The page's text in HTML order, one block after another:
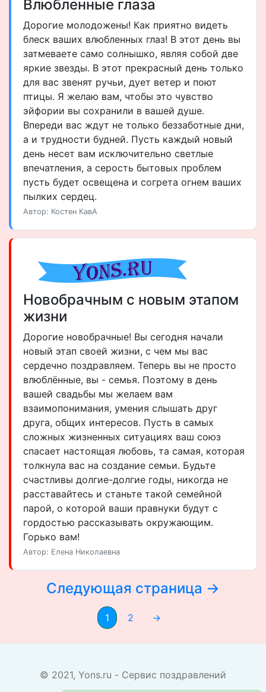
Влюбленные глаза
Дорогие молодожены! Как приятно видеть
блеск ваших влюбленных глаз! В этот день вы
затмеваете само солнышко, являя собой две
яркие звезды. В этот прекрасный день только
для вас звенят ручьи, дует ветер и поют
птицы. Я желаю вам, чтобы это чувство
эйфории вы сохранили в вашей душе.
Впереди вас ждут не только беззаботные дни,
а и трудности будней. Пусть каждый новый
день несет вам исключительно светлые
впечатления, а серость бытовых проблем
пусть будет освещена и согрета огнем ваших
пылких сердец.
Автор: Костен КавА
Новобрачным с новым этапом
жизни
Дорогие новобрачные! Вы сегодня начали
новый этап своей жизни, с чем мы вас
сердечно поздравляем. Теперь вы не просто
влюблённые, вы - семья. Поэтому в день
вашей свадьбы мы желаем вам
взаимопонимания, умения слышать друг
друга, общих интересов. Пусть в самых
сложных жизненных ситуациях ваш союз
спасает настоящая любовь, та самая, которая
толкнула вас на создание семьи. Будьте
счастливы долгие-долгие годы, никогда не
расставайтесь и станьте такой семейной
парой, о которой ваши правнуки будут с
гордостью рассказывать окружающим.
Горько вам!
Автор: Елена Николаевна
Следующая страница →
1 2 →
© 2021, Yons.ru - Сервис поздравлений